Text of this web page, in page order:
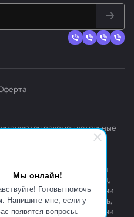
Мы онлайн!
Готовы помочь
Напишите мне, если у
появятся вопросы.
рекомендательные
включая (но не
фотографическую и
и оформление страниц,
являются объектами
собственность,
и международными